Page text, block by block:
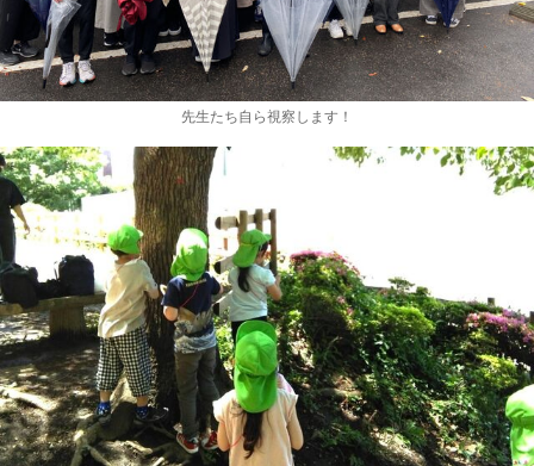
先生たち自ら視察します！